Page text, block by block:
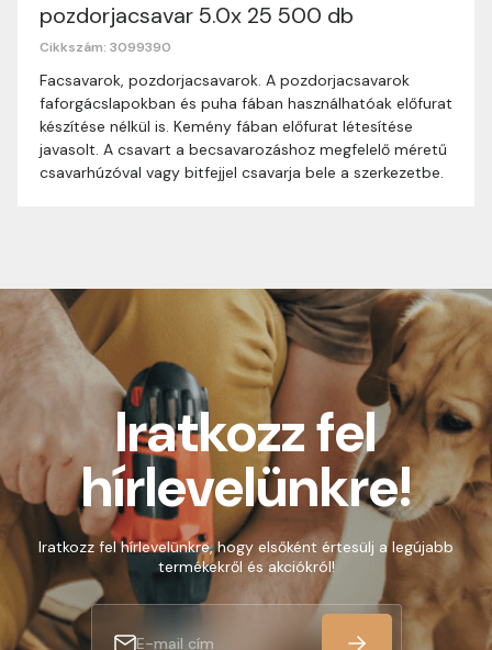
pozdorjacsavar 5.0x 25 500 db
Cikkszám: 3099390
Facsavarok, pozdorjacsavarok. A pozdorjacsavarok
faforgácslapokban és puha fában használhatóak előfurat
készítése nélkül is. Kemény fában előfurat létesítése
javasolt. A csavart a becsavarozáshoz megfelelő méretű
csavarhúzóval vagy bitfejjel csavarja bele a szerkezetbe.
Méret
Kiszerelés
500db
Nagyon köszönjük, hogy webshopunkat választottad
vásárlásodhoz. Az alábbiakban megtalálod szállítási
információinkat, hogy a vásárlásod gördülékenyen és
zökkenőmentesen történhessen.
Szállítási idő: Általában a megrendeléseket 1-3
munkanapon belül kézbesítjük. Amennyiben
30.000 Ft felett minden csomagra vonatkozóan
ingyenes szállítás. Utánvételes rendelés esetén
értékhatártól függetlenül 400 Ft utánvételi díj
kerül felszámolásra.
Iratkozz fel
hírlevelünkre!
Iratkozz fel hírlevelünkre, hogy elsőként értesülj a legújabb
termékekről és akciókról!